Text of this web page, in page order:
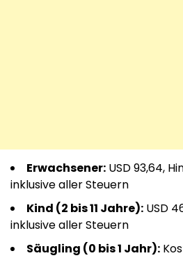
Erwachsener: USD 93,64,
inklusive aller Steuern
Kind (2 bis 11 Jahre): USD
inklusive aller Steuern
Säugling (0 bis 1 Jahr):